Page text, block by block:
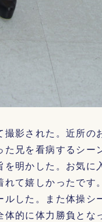
影された。近所の
兄を看病するシ
明かした。お気
て嬉しかったで
した。また体操
的に体力勝負とな